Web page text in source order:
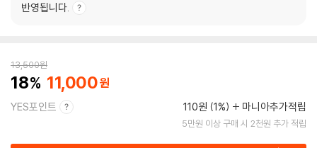
반영됩니다.
13,500원
18 11,000
YES포인트 110원 (1%) 마니아추가적립
5만원 이상 구매 시 2천원 추가 적립